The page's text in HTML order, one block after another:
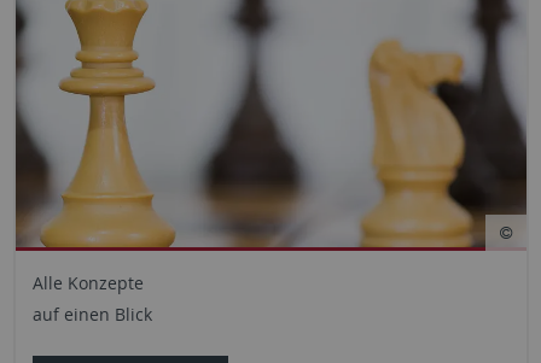
Alle Konzepte
auf einen Blick